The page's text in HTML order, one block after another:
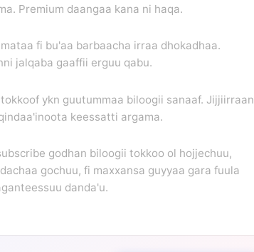
Premium daangaa kana ni haqa.
fi bu'aa barbaacha irraa dhokadhaa.
jalqaba gaaffii erguu qabu.
ykn guutummaa biloogii sanaaf. Jijjiirraan
keessatti argama.
godhan biloogii tokkoo ol hojjechuu,
gochuu, fi maxxansa guyyaa gara fuula
danda'u.